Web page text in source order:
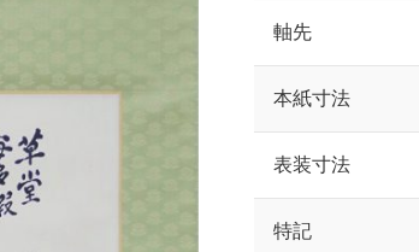
軸先
本紙寸法
表装寸法
特記